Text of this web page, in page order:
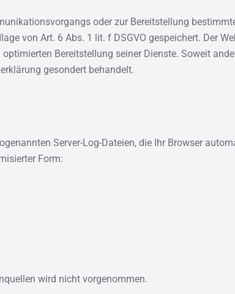
oder zur Bereitstellung
von Art. 6 Abs. 1 lit. f DSGVO gespeichert. Der
Bereitstellung seiner Dienste. Soweit
gesondert behandelt.
Server-Log-Dateien, die Ihr Browser
Form:
wird nicht vorgenommen.